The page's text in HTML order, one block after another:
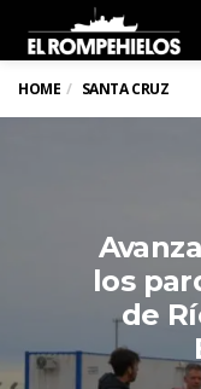
HOME SANTA CRUZ
los
de